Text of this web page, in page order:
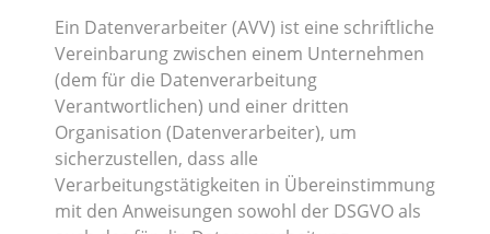
Ein Datenverarbeiter (AVV) ist eine schriftliche
Vereinbarung zwischen einem Unternehmen
(dem für die Datenverarbeitung
Verantwortlichen) und einer dritten
Organisation (Datenverarbeiter), um
sicherzustellen, dass alle
Verarbeitungstätigkeiten in Übereinstimmung
mit den Anweisungen sowohl der DSGVO als